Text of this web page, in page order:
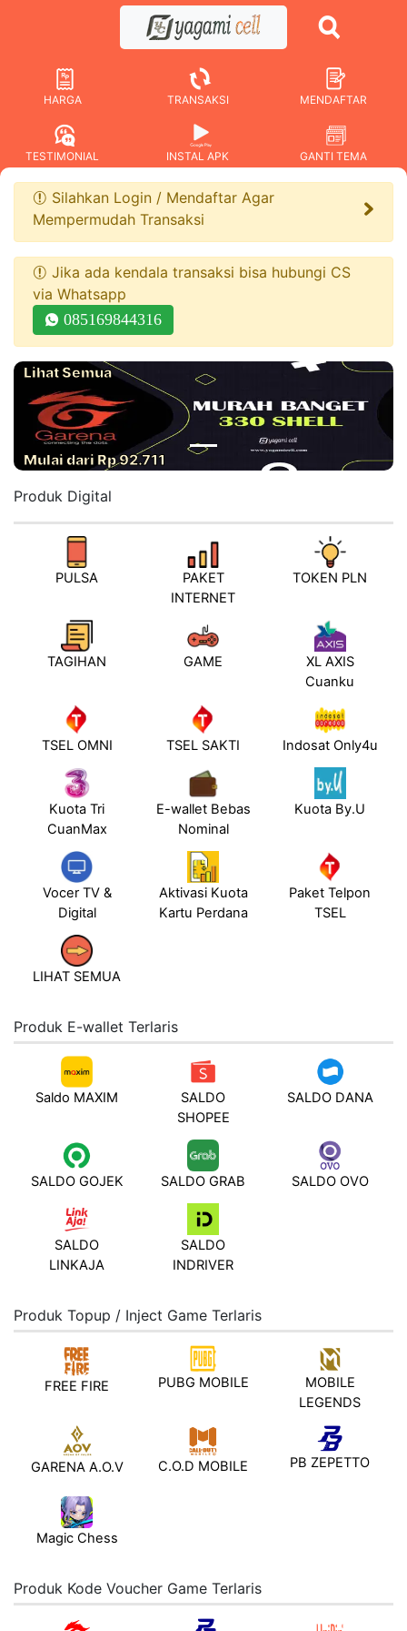
HARGA TRANSAKSI MENDAFTAR
TESTIMONIAL INSTAL APK GANTI TEMA
Silahkan Login / Mendaftar Agar
Mempermudah Transaksi
Jika ada kendala transaksi bisa hubungi CS
via Whatsapp
085169844316
Lihat Semua
Mulai dari Rp 92.711
Produk Digital
PULSA
PAKET
INTERNET
TOKEN PLN
TAGIHAN GAME
XL AXIS
Cuanku
TSEL OMNI TSEL SAKTI Indosat Only4u
Kuota Tri
CuanMax
E-wallet Bebas
Nominal
Kuota By.U
Vocer TV &
Digital
Aktivasi Kuota
Kartu Perdana
Paket Telpon
TSEL
LIHAT SEMUA
Produk E-wallet Terlaris
Saldo MAXIM
SALDO
SHOPEE
SALDO DANA
SALDO GOJEK SALDO GRAB SALDO OVO
SALDO
LINKAJA
SALDO
INDRIVER
Produk Topup / Inject Game Terlaris
FREE FIRE PUBG MOBILE
MOBILE
LEGENDS
GARENA A.O.V C.O.D MOBILE PB ZEPETTO
Magic Chess
Produk Kode Voucher Game Terlaris